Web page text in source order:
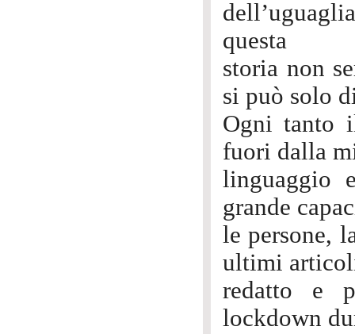
questa
storia non
si può solo
Ogni tanto
fuori dalla
linguaggio
grande
le persone,
ultimi
redatto e
lockdown